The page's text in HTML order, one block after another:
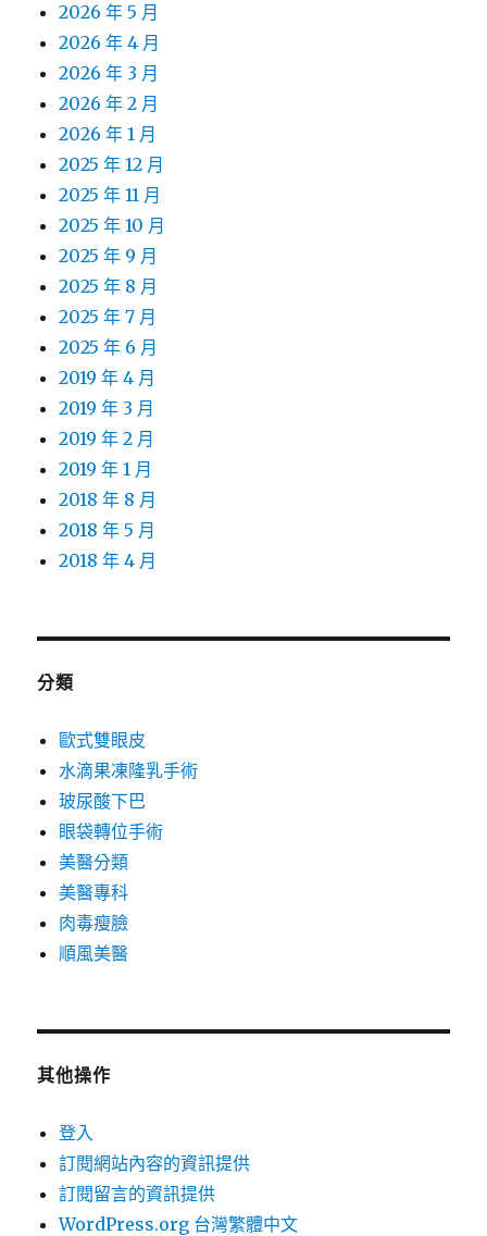
2026 年 5 月
2026 年 4 月
2026 年 3 月
2026 年 2 月
2026 年 1 月
2025 年 12 月
2025 年 11 月
2025 年 10 月
2025 年 9 月
2025 年 8 月
2025 年 7 月
2025 年 6 月
2019 年 4 月
2019 年 3 月
2019 年 2 月
2019 年 1 月
2018 年 8 月
2018 年 5 月
2018 年 4 月
分類
歐式雙眼皮
水滴果凍隆乳手術
玻尿酸下巴
眼袋轉位手術
美醫分類
美醫專科
肉毒瘦臉
順風美醫
其他操作
登入
訂閱網站內容的資訊提供
訂閱留言的資訊提供
WordPress.org 台灣繁體中文